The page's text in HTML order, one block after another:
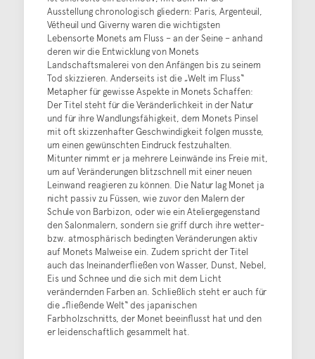
Ausstellung chronologisch gliedern: Paris, Argenteuil,
Vétheuil und Giverny waren die wichtigsten
Lebensorte Monets am Fluss – an der Seine – anhand
deren wir die Entwicklung von Monets
Landschaftsmalerei von den Anfängen bis zu seinem
Tod skizzieren. Anderseits ist die „Welt im Fluss“
Metapher für gewisse Aspekte in Monets Schaffen:
Der Titel steht für die Veränderlichkeit in der Natur
und für ihre Wandlungsfähigkeit, dem Monets Pinsel
mit oft skizzenhafter Geschwindigkeit folgen musste,
um einen gewünschten Eindruck festzuhalten.
Mitunter nimmt er ja mehrere Leinwände ins Freie mit,
um auf Veränderungen blitzschnell mit einer neuen
Leinwand reagieren zu können. Die Natur lag Monet ja
nicht passiv zu Füssen, wie zuvor den Malern der
Schule von Barbizon, oder wie ein Ateliergegenstand
den Salonmalern, sondern sie griff durch ihre wetter-
bzw. atmosphärisch bedingten Veränderungen aktiv
auf Monets Malweise ein. Zudem spricht der Titel
auch das Ineinanderfließen von Wasser, Dunst, Nebel,
Eis und Schnee und die sich mit dem Licht
verändernden Farben an. Schließlich steht er auch für
die „fließende Welt“ des japanischen
Farbholzschnitts, der Monet beeinflusst hat und den
er leidenschaftlich gesammelt hat.